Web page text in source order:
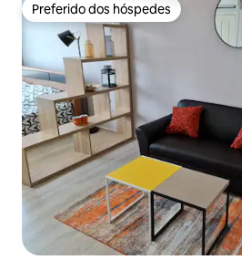
Preferido dos hóspedes
Preferido dos hóspedes